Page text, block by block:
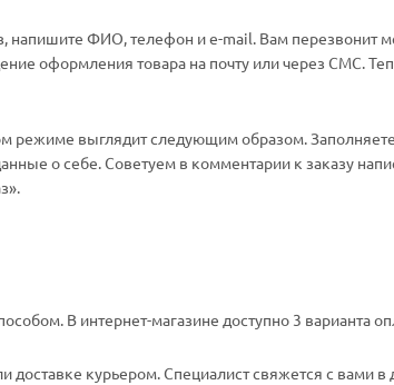
напишите ФИО, телефон и e-mail. Вам перезвонит
оформления товара на почту или через СМС.
режиме выглядит следующим образом.
о себе. Советуем в комментарии к заказу
В интернет-магазине доступно 3 варианта
курьером. Специалист свяжется с вами в